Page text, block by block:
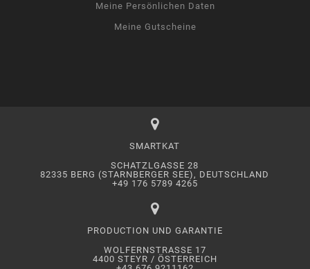
Meine Persönlichen Daten
Meine Gutscheine
SMARTKAT
SCHATZLGASSE 28
82335 BERG (STARNBERGER SEE), DEUTSCHLAND
+49 176 5789 4265
PRODUCTION UND GARANTIE
WOLFERNSTRASSE 17
4400 STEYR / ÖSTERREICH